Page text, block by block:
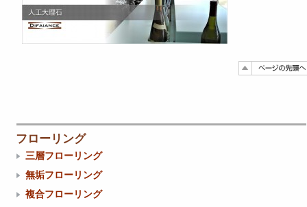
フローリング
三層フローリング
無垢フローリング
複合フローリング